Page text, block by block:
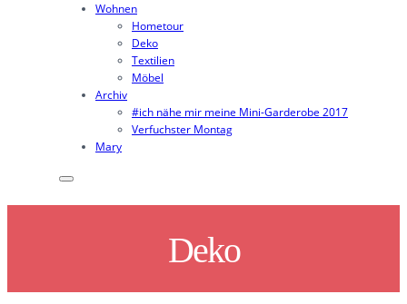
Wohnen
Hometour
Deko
Textilien
Möbel
Archiv
#ich nähe mir meine Mini-Garderobe 2017
Verfuchster Montag
Mary
Deko